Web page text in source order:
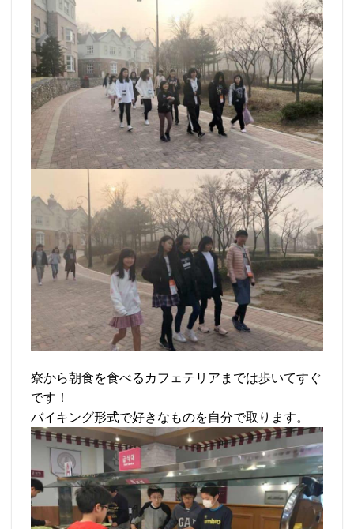
寮から朝食を食べるカフェテリアまでは歩いてすぐ
です！
バイキング形式で好きなものを自分で取ります。